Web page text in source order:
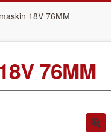
18V 76MM
76MM